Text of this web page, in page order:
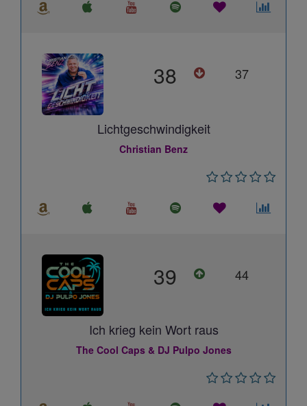
38 37
Lichtgeschwindigkeit
Christian Benz
39 44
Ich krieg kein Wort raus
The Cool Caps & DJ Pulpo Jones